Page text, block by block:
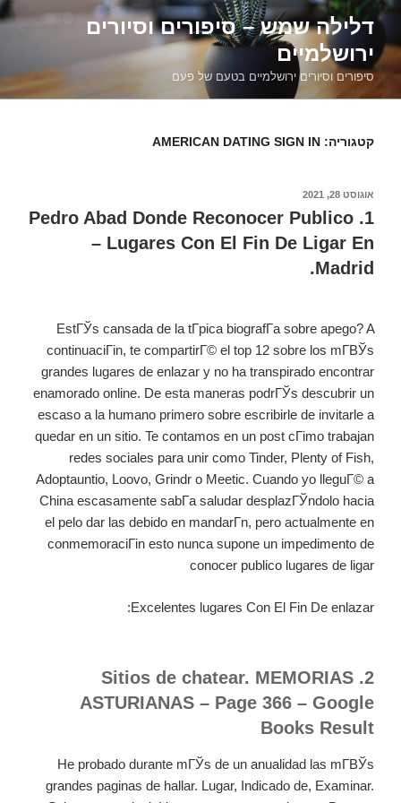
דילוג
לתוכןדלילה שמש – סיפורים וסיורים
ירושלמיים
סיפורים וסיורים ירושלמיים בטעם של פעם
קטגוריה: AMERICAN DATING SIGN IN
פורסם
ב
אוגוסט 28, 2021
1. Pedro Abad Donde Reconocer Publico
– Lugares Con El Fin De Ligar En
Madrid.
EstГЎs cansada de la tГ­pica biografГ­a sobre apego? A
continuaciГіn, te compartirГ© el top 12 sobre los mГ­ВЎs
grandes lugares de enlazar y no ha transpirado encontrar
enamorado online. De esta maneras podrГЎs descubrir un
escaso a la humano primero sobre escribirle de invitarle a
quedar en un sitio. Te contamos en un post cГіmo trabajan
redes sociales para unir como Tinder, Plenty of Fish,
Adoptauntio, Loovo, Grindr o Meetic. Cuando yo lleguГ© a
China escasamente sabГ­a saludar desplazГЎndolo hacia
el pelo dar las debido en mandarГ­n, pero actualmente en
conmemoraciГіn esto nunca supone un impedimento de
conocer publico lugares de ligar
Excelentes lugares Con El Fin De enlazar:
2. Sitios de chatear. MEMORIAS
ASTURIANAS – Page 366 – Google
Books Result
He probado durante mГЎs de un anualidad las mГ­ВЎs
grandes paginas de hallar. Lugar, Indicado de, Examinar.